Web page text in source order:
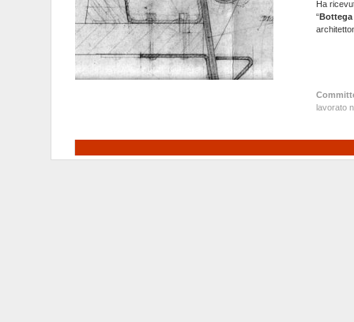
Ha
“Bottega
lavorato